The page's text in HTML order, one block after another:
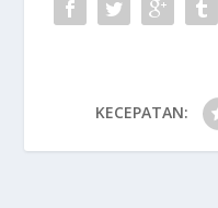
KECEPATAN: